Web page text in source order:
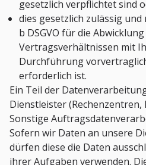
gesetzlich verpflichtet sind
dies gesetzlich zulässig und
b DSGVO für die
Vertragsverhältnissen mit
Durchführung
erforderlich ist.
Ein Teil der
Dienstleister
Sonstige
Sofern wir Daten an unsere
dürfen diese die Daten
ihrer Aufgaben verwenden.